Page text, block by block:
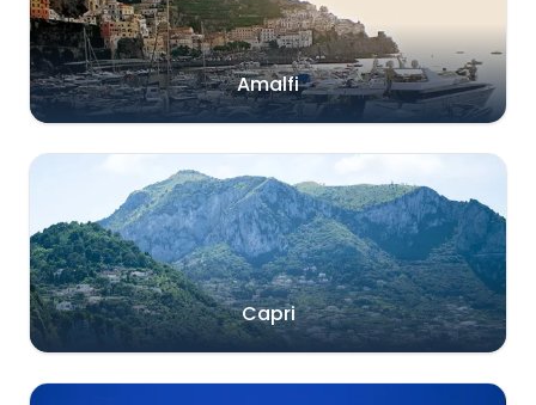
Amalfi
Capri